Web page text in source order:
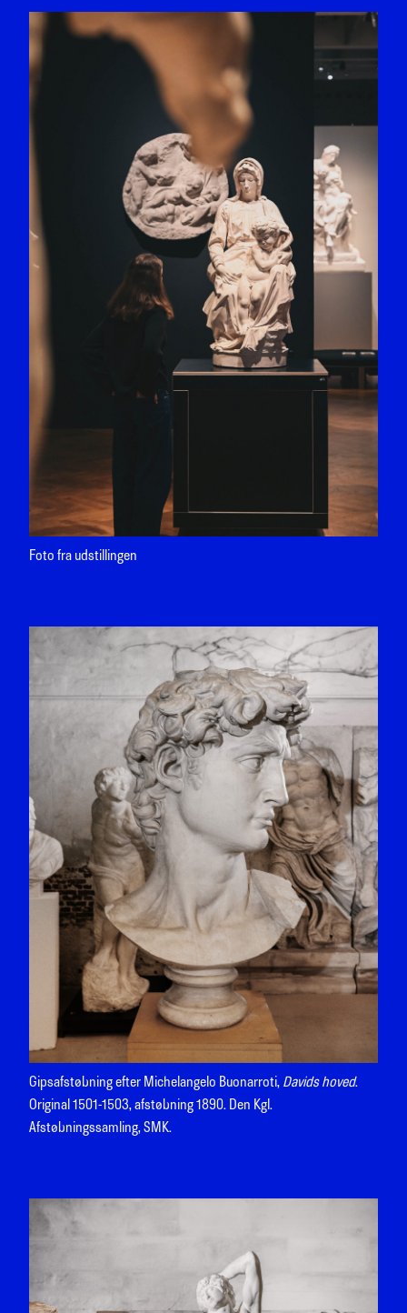
Foto fra udstillingen
Gipsafstøbning efter Michelangelo Buonarroti, Davids hoved.
Original 1501-1503, afstøbning 1890. Den Kgl.
Afstøbningssamling, SMK.